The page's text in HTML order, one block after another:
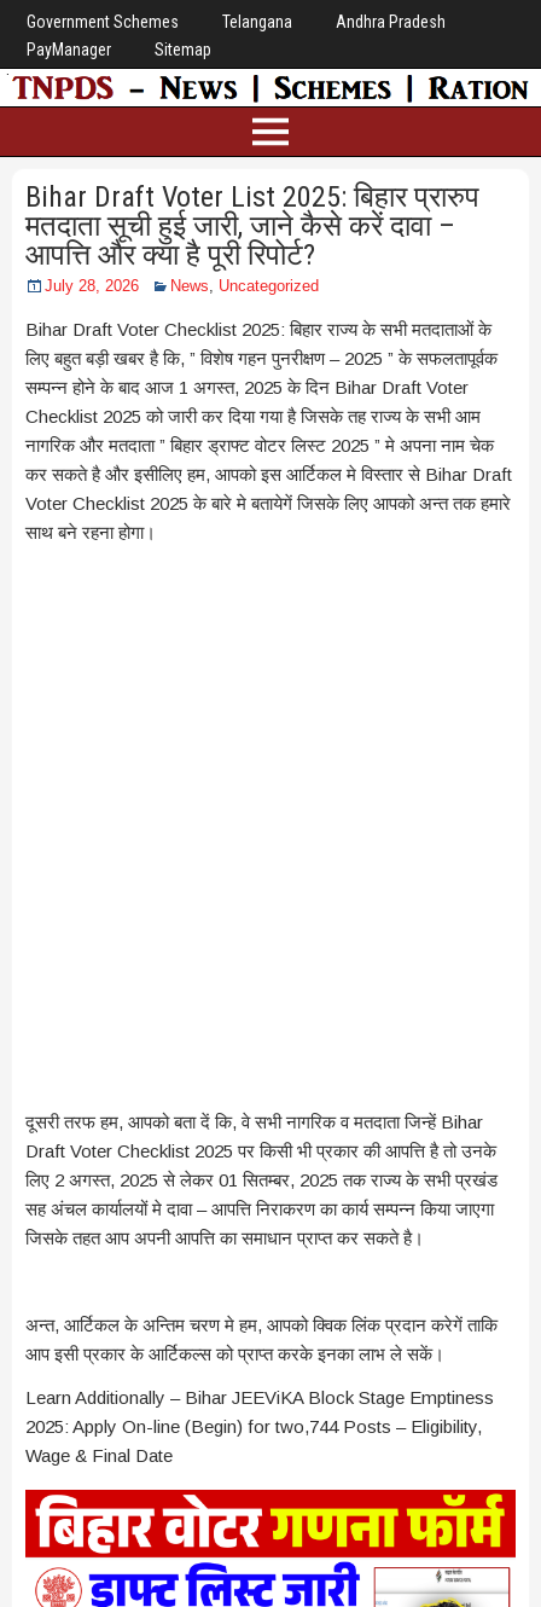
Government Schemes Telangana
Andhra Pradesh
PayManager
Sitemap
Bihar Draft Voter List 2025: बिहार प्रारुप
मतदाता सूची हुई जारी, जाने कैसे करें दावा –
आपत्ति और क्या है पूरी रिपोर्ट?
July 28, 2026 News Uncategorized
Bihar Draft Voter Checklist 2025: बिहार राज्य के सभी मतदाताओं के
लिए बहुत बड़ी खबर है कि, ” विशेष गहन पुनरीक्षण – 2025 ” के सफलतापूर्वक
सम्पन्न होने के बाद आज 1 अगस्त, 2025 के दिन Bihar Draft Voter
Checklist 2025 को जारी कर दिया गया है जिसके तह राज्य के सभी आम
नागरिक और मतदाता ” बिहार ड्राफ्ट वोटर लिस्ट 2025 ” मे अपना नाम चेक
कर सकते है और इसीलिए हम, आपको इस आर्टिकल मे विस्तार से Bihar Draft
Voter Checklist 2025 के बारे मे बतायेगें जिसके लिए आपको अन्त तक हमारे
साथ बने रहना होगा।
दूसरी तरफ हम, आपको बता दें कि, वे सभी नागरिक व मतदाता जिन्हें Bihar
Draft Voter Checklist 2025 पर किसी भी प्रकार की आपत्ति है तो उनके
लिए 2 अगस्त, 2025 से लेकर 01 सितम्बर, 2025 तक राज्य के सभी प्रखंड
सह अंचल कार्यालयों मे दावा – आपत्ति निराकरण का कार्य सम्पन्न किया जाएगा
जिसके तहत आप अपनी आपत्ति का समाधान प्राप्त कर सकते है।
अन्त, आर्टिकल के अन्तिम चरण मे हम, आपको क्विक लिंक प्रदान करेगें ताकि
आप इसी प्रकार के आर्टिकल्स को प्राप्त करके इनका लाभ ले सकें।
Learn Additionally – Bihar JEEViKA Block Stage Emptiness
2025: Apply On-line (Begin) for two,744 Posts – Eligibility,
Wage & Final Date